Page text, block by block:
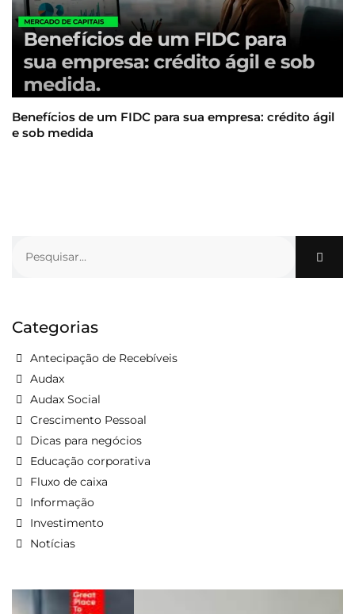
Benefícios de um FIDC para sua empresa: crédito ágil
e sob medida
Categorias
Antecipação de Recebíveis
Audax
Audax Social
Crescimento Pessoal
Dicas para negócios
Educação corporativa
Fluxo de caixa
Informação
Investimento
Notícias